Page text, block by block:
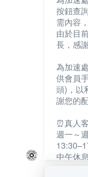
按鈕查
需內容
由於目
長，感
為加速
供會員
頭)，以
謝您的配
⏰真人
週一～
中午休